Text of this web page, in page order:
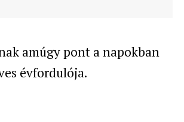
amúgy pont a napokban
évfordulója.